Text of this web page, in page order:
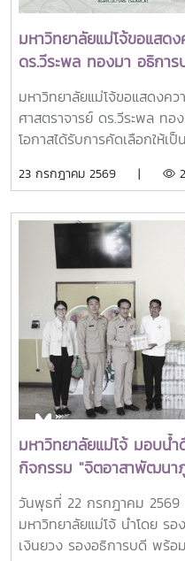
มหาวิทยาลัยแม่โจ้ขอแสด
ดร.วีระพล ทองมา อธิการ
ได้รับรางวัล
Alumni (OSSA) Awards
มหาวิทยาลัยแม่โจ้ขอแสดงค
ศาสตราจารย์ ดร.วีระพล ทอ
โอกาสได้รับการคัดเลือกให้เ
ศูนย์ภูมิภาคเอเชียตะวันออกเ
for Graduate Study and
(SEARCA) นับเป็นรางวัล
เก่าทุน SEARCA ผู้มีความ
และสร้างคุณูปการสำคัญต่อ
และสังคมอย่างยั่งยืนรางวัล
Scholarship Alumni
เก่าผู้ได้รับทุนการศึกษาระ
นำองค์ความรู้ ประสบการ
ไปสร้างคุณประโยชน์ต่อองค์ก
ตะวันออกเฉียงใต้ ตลอดจนเ
ปรัชญาของ SEARCA ผ่านค
สาธารณะ และการอุทิศตนเพื่
รางวัลครอบคลุมผลงานสำ
(Teaching) การวิจัย
พัฒนาชุมชน (Public
Development) และธุรกิจกา
23 กรกฎาคม 2569 |
มหาวิทยาลัยแม่โจ้ มอบน้
กิจกรรม "จิตอาสาพัฒนา
อำเภอสันทราย
วันพุธที่ 22 กรกฎาคม 2569
มหาวิทยาลัยแม่โจ้ นำโดย ร
เงินยวง รองอธิการบดี พร้